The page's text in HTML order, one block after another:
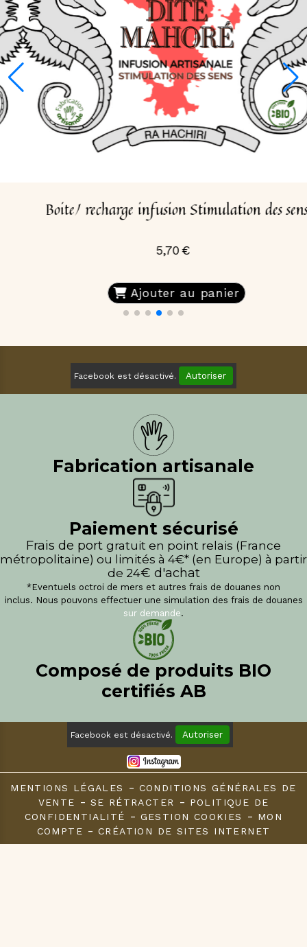
Boite/ recharge Infusion Romantique
5,40€
Ajouter au panier
Facebook est désactivé. Autoriser
Fabrication artisanale
Paiement sécurisé
Frais de port gratuit en point relais (France
métropolitaine) ou limités à 4€* (en Europe) à partir
de 24€ d'achat
*Eventuels octroi de mers et autres frais de douanes non
inclus. Nous pouvons effectuer une simulation des frais de douanes
sur demande.
Composé de produits BIO
certifiés AB
Facebook est désactivé. Autoriser
MENTIONS LÉGALES
CONDITIONS GÉNÉRALES DE
VENTE
SE RÉTRACTER
POLITIQUE DE
CONFIDENTIALITÉ
GESTION COOKIES
MON
COMPTE
CRÉATION DE SITES INTERNET